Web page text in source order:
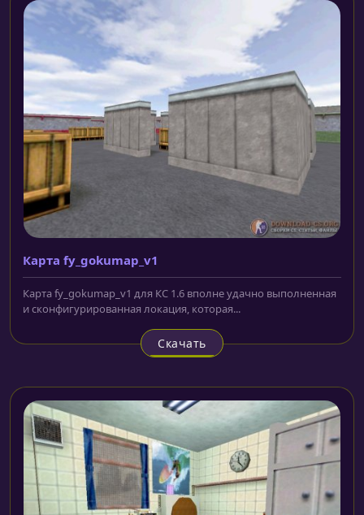
Карта fy_gokumap_v1
Карта fy_gokumap_v1 для КС 1.6 вполне удачно выполненная
и сконфигурированная локация, которая...
Скачать